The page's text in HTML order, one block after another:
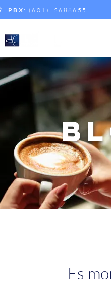
PBX : (601) 2688655
Es